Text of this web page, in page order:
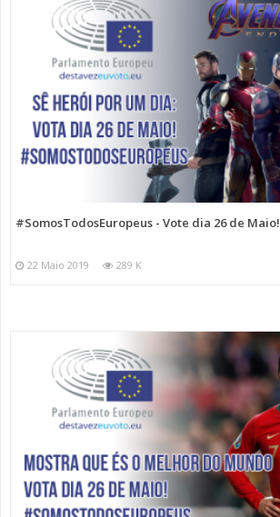
#SomosTodosEuropeus - Vote dia 26 de Maio!
22 Maio 2019 289 K